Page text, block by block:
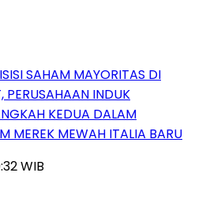
SAHAM MAYORITAS DI
PERUSAHAAN INDUK
KEDUA DALAM
MEREK MEWAH ITALIA BARU
WIB